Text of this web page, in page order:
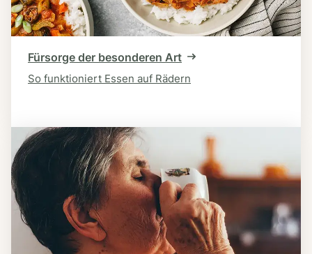
Fürsorge der besonderen Art
So funktioniert Essen auf Rädern